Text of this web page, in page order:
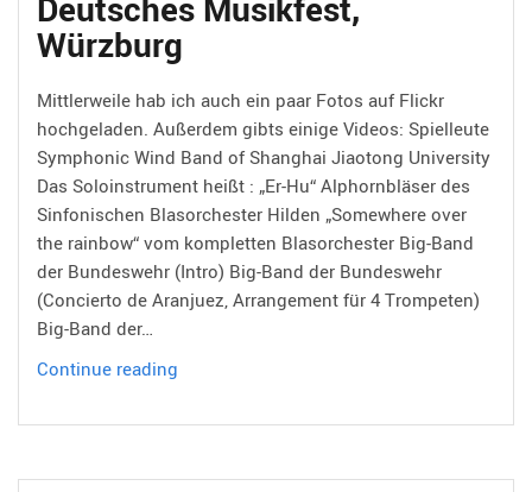
Würzburg
Mittlerweile hab ich auch ein paar Fotos auf Flickr
hochgeladen. Außerdem gibts einige Videos: Spielleute
Symphonic Wind Band of Shanghai Jiaotong University
Das Soloinstrument heißt : „Er-Hu“ Alphornbläser des
Sinfonischen Blasorchester Hilden „Somewhere over
the rainbow“ vom kompletten Blasorchester Big-Band
der Bundeswehr (Intro) Big-Band der Bundeswehr
(Concierto de Aranjuez, Arrangement für 4 Trompeten)
Big-Band der…
Continue reading
Würzburg